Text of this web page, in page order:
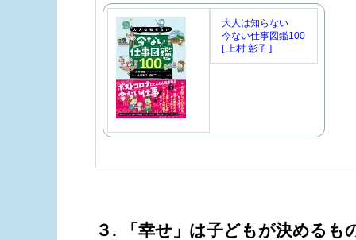
大人は知らない
今ない仕事図鑑100
[ 上村 彰子 ]
３. 「幸せ」は子どもが決めるも